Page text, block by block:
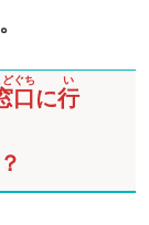
口
どぐち
に行
い